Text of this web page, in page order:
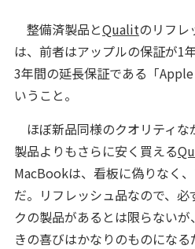
整備済製品とQualitのリフレ
は、前者はアップルの保証が1
3年間の延長保証である「
いうこと。
ほぼ新品同様のクオリティな
製品よりもさらに安く買える
MacBookは、看板に偽りなく
だ。リフレッシュ品なので、
クの製品があるとは限らない
きの喜びはかなりのものにな